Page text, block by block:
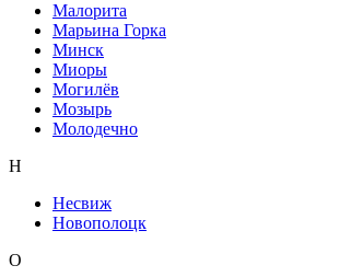
Малорита
Марьина Горка
Минск
Миоры
Могилёв
Мозырь
Молодечно
Н
Несвиж
Новополоцк
О